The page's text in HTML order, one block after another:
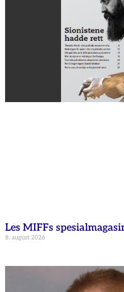
Les MIFFs
8. august 2026